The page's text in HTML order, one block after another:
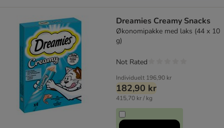
Dreamies Creamy Snacks
Økonomipakke med laks (44 x 10
g)
Individuelt 196,90 kr
182,90 kr
415,70 kr / kg
Not Rated